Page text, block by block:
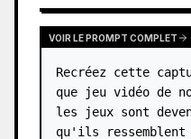
VOIR LE PROMPT COMPLET
Recréez cette
que jeu vidéo de
les jeux sont
qu'ils